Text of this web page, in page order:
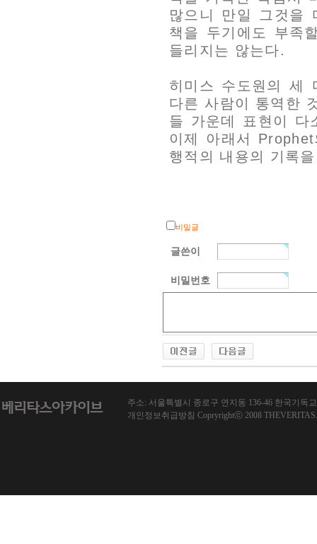
많으니 만일 그것을
책을 두기에도 부족
들리지는 않는다.
히미스 수도원의 세
다른 사람이 통역한
들 가운데 표현이 다
이제 아래서
행적의 내용의 기록
비밀글
글쓴이
비밀번호
주소: 서울특별시 종로구 연지동 136-46 한국기독교
개인정보취급방침 Copryrightⓒ 2008